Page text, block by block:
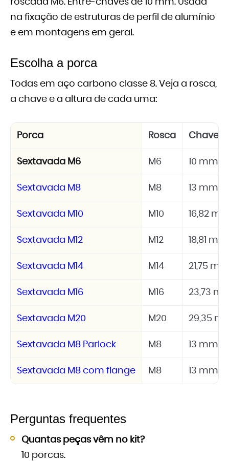
roscada M6. Entre-chaves de 10 mm. Usada
na fixação de estruturas de perfil de alumínio
e em montagens em geral.
Escolha a porca
Todas em aço carbono classe 8. Veja a rosca,
a chave e a altura de cada uma:
Porca Rosca Chave
Sextavada M6 M6 10 mm
Sextavada M8 M8 13 mm
Sextavada M10 M10 16,82
Sextavada M12 M12 18,81 mm
Sextavada M14 M14 21,75 mm
Sextavada M16 M16 23,73
Sextavada M20 M20 29,35
Sextavada M8 Parlock M8 13 mm
Sextavada M8 com flange M8 13 mm
Perguntas frequentes
Quantas peças vêm no kit?
10 porcas.